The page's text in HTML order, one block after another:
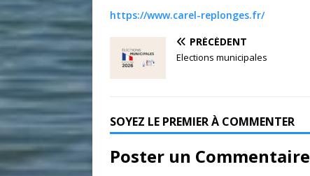
https://www.carel-replonges.fr/
PRÉCÉDENT
Elections municipales
SOYEZ LE PREMIER À COMMENTER
Poster un Commentaire